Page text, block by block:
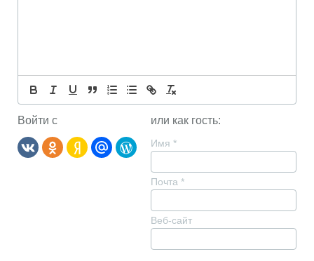
Войти с или как гость:
Имя *
Почта *
Веб-сайт